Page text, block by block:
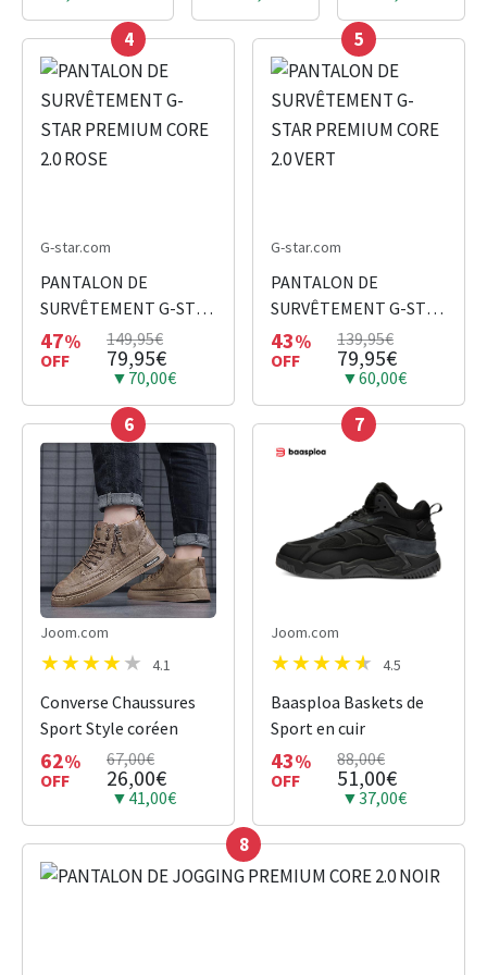
4
G-star.com
PANTALON DE
SURVÊTEMENT G-STAR
PREMIUM CORE 2.0
ROSE
47%
OFF
149,95€
79,95€
▼70,00€
5
G-star.com
PANTALON DE
SURVÊTEMENT G-STAR
PREMIUM CORE 2.0
VERT
43%
OFF
139,95€
79,95€
▼60,00€
6
Joom.com
4.1
Converse Chaussures
Sport Style coréen
62%
OFF
67,00€
26,00€
▼41,00€
7
Joom.com
4.5
Baasploa Baskets de
Sport en cuir
43%
OFF
88,00€
51,00€
▼37,00€
8